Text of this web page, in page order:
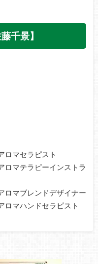
千景】
マセラピスト
マテラピーインストラ
マブレンドデザイナー
マハンドセラピスト